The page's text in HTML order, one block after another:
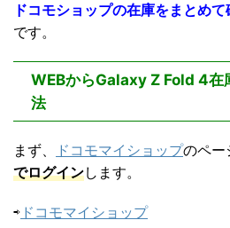
ドコモショップの在庫をまとめ
です。
WEBからGalaxy Z Fold 4在
法
まず、 ドコモマイショップのペー
でログインします。
⇨ ドコモマイショップ